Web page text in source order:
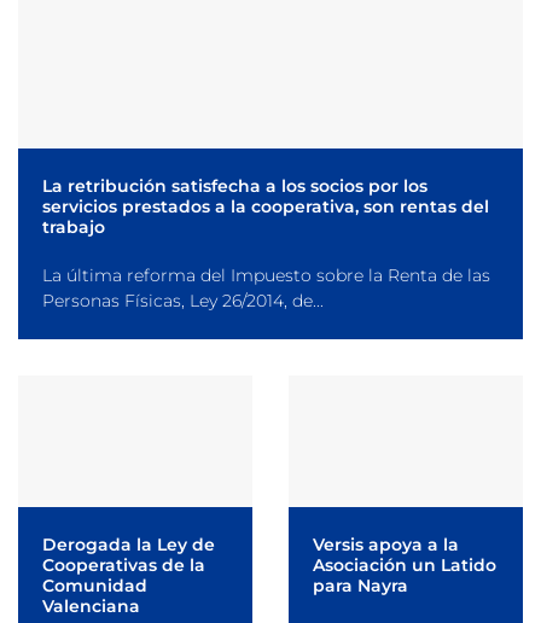
La retribución satisfecha a los socios por los
servicios prestados a la cooperativa, son rentas del
trabajo
La última reforma del Impuesto sobre la Renta de las
Personas Físicas, Ley 26/2014, de...
Derogada la Ley de
Cooperativas de la
Comunidad
Valenciana
Versis apoya a la
Asociación un Latido
para Nayra